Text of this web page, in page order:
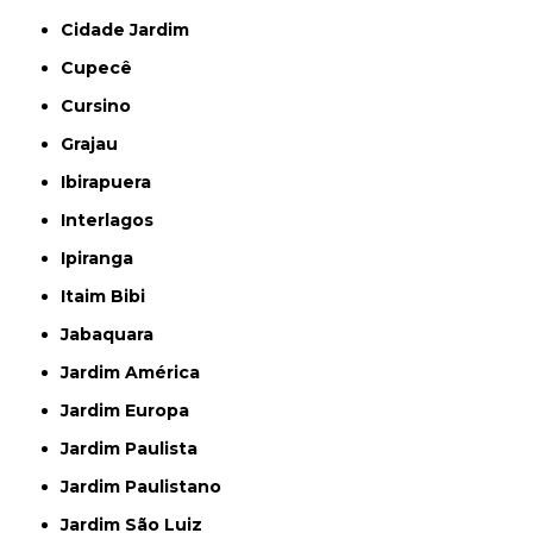
Cidade Jardim
Cupecê
Cursino
Grajau
Ibirapuera
Interlagos
Ipiranga
Itaim Bibi
Jabaquara
Jardim América
Jardim Europa
Jardim Paulista
Jardim Paulistano
Jardim São Luiz